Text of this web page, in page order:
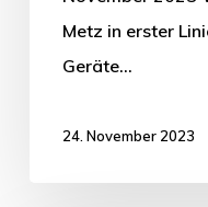
Metz in erster
Geräte…
24. November 2023